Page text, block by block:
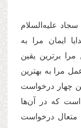
سجاد علیه‌السلام
ایمان مرا به
برترین یقین
مرا به بهترین
چهار درخواست
است که در آن‌‌ها
متعال درخواست